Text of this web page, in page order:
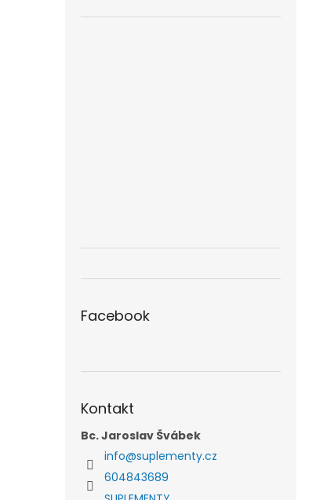
Facebook
Kontakt
Bc. Jaroslav Švábek
info@suplementy.cz
604843689